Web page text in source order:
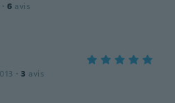
· 6 avis
· 3 avis